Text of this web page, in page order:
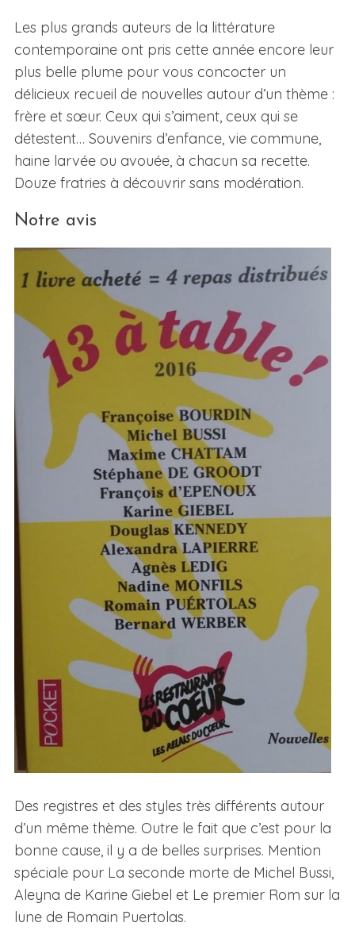
Les plus grands auteurs de la littérature
contemporaine ont pris cette année encore leur
plus belle plume pour vous concocter un
délicieux recueil de nouvelles autour d’un thème :
frère et sœur. Ceux qui s’aiment, ceux qui se
détestent… Souvenirs d’enfance, vie commune,
haine larvée ou avouée, à chacun sa recette.
Douze fratries à découvrir sans modération.
Notre avis
Des registres et des styles très différents autour
d’un même thème. Outre le fait que c’est pour la
bonne cause, il y a de belles surprises. Mention
spéciale pour La seconde morte de Michel Bussi,
Aleyna de Karine Giebel et Le premier Rom sur la
lune de Romain Puertolas.